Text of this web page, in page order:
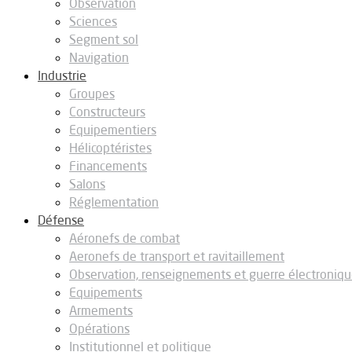
Observation
Sciences
Segment sol
Navigation
Industrie
Groupes
Constructeurs
Equipementiers
Hélicoptéristes
Financements
Salons
Réglementation
Défense
Aéronefs de combat
Aeronefs de transport et ravitaillement
Observation, renseignements et guerre
Equipements
Armements
Opérations
Institutionnel et politique